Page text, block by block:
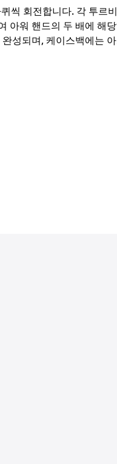
씩 회전합니다. 각 투르
아워 핸드의 두 배에 해
성되며, 케이스백에는